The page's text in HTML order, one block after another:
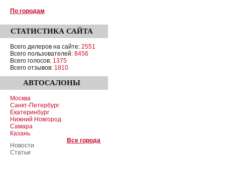
По городам
СТАТИСТИКА САЙТА
Всего дилеров на сайте: 2551
Всего пользователей: 8456
Всего голосов: 1375
Всего отзывов: 1810
АВТОСАЛОНЫ
Москва
Санкт-Петербург
Екатеринбург
Нижний Новгород
Самара
Казань
Все города
Новости
Статьи